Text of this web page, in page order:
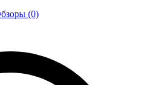
(0)